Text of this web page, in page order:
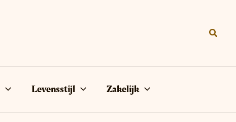
Levensstijl Zakelijk